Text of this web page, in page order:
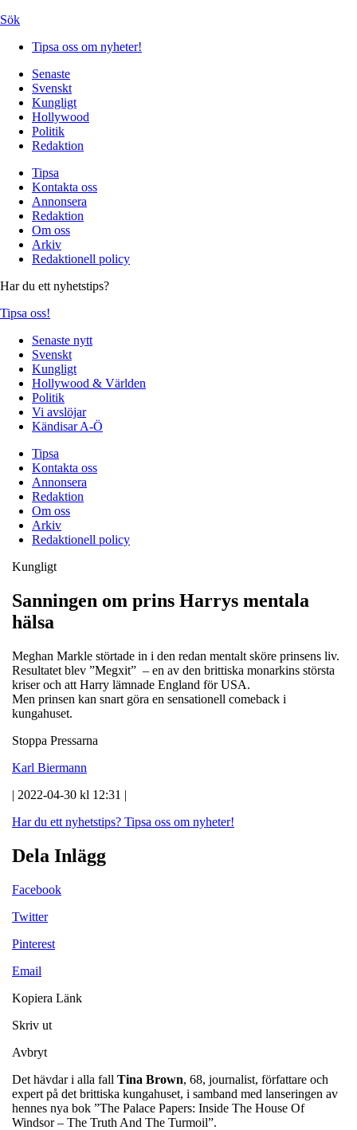
Sök
Tipsa oss om nyheter!
Senaste
Svenskt
Kungligt
Hollywood
Politik
Redaktion
Tipsa
Kontakta oss
Annonsera
Redaktion
Om oss
Arkiv
Redaktionell policy
Har du ett nyhetstips?
Tipsa oss!
Senaste nytt
Svenskt
Kungligt
Hollywood & Världen
Politik
Vi avslöjar
Kändisar A-Ö
Tipsa
Kontakta oss
Annonsera
Redaktion
Om oss
Arkiv
Redaktionell policy
Kungligt
Sanningen om prins Harrys mentala
hälsa
Meghan Markle störtade in i den redan mentalt sköre prinsens liv.
Resultatet blev ”Megxit” – en av den brittiska monarkins största
kriser och att Harry lämnade England för USA.
Men prinsen kan snart göra en sensationell comeback i
kungahuset.
Stoppa Pressarna
Karl Biermann
| 2022-04-30 kl 12:31 |
Har du ett nyhetstips? Tipsa oss om nyheter!
Dela Inlägg
Facebook
Twitter
Pinterest
Email
Kopiera Länk
Skriv ut
Avbryt
Det hävdar i alla fall Tina Brown, 68, journalist, författare och
expert på det brittiska kungahuset, i samband med lanseringen av
hennes nya bok ”The Palace Papers: Inside The House Of
Windsor – The Truth And The Turmoil”.